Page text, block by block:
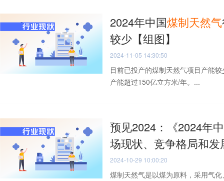
2024年中国煤制天然气
较少【组图】
2024-11-05 14:30:50
目前已投产的煤制天然气项目产能
产能超过150亿立方米/年。...
预见2024：《2024年
场现状、竞争格局和发
2024-10-29 10:00:20
煤制天然气是以煤为原料，采用气